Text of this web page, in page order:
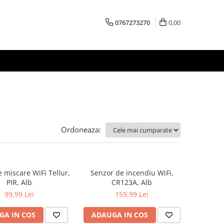
0767273270 0,00
Ordoneaza:
miscare WiFi Tellur,
PIR, Alb
99,99 Lei
IN COS
Senzor de incendiu WiFi,
CR123A, Alb
159,99 Lei
ADAUGA IN COS